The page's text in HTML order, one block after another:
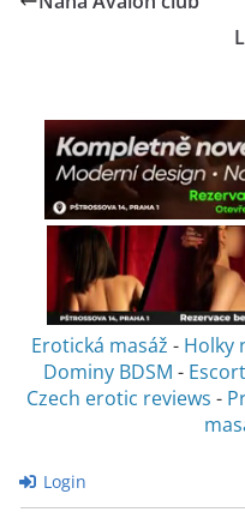
Erotická masáž - Holky
Dominy BDSM -
Czech erotic reviews -
Login